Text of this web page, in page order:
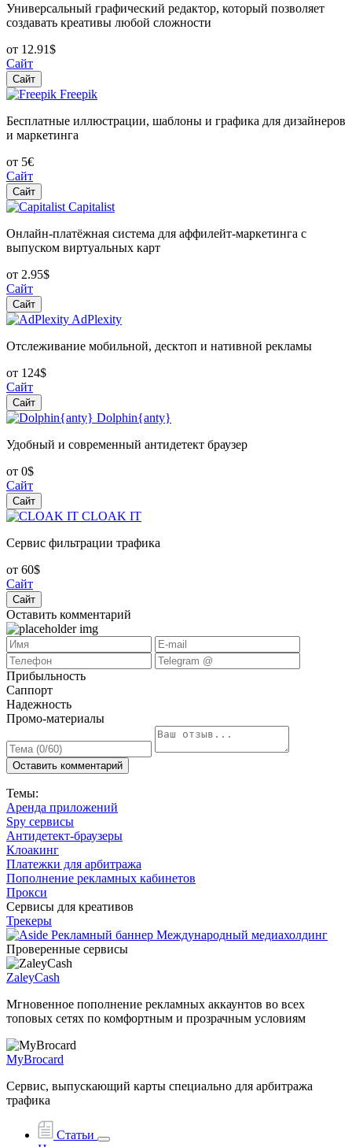
Универсальный графический редактор, который позволяет
создавать креативы любой сложности
от 12.91$
Сайт
Сайт
Freepik
Бесплатные иллюстрации, шаблоны и графика для дизайнеров
и маркетинга
от 5€
Сайт
Сайт
Capitalist
Онлайн-платёжная система для аффилейт-маркетинга с
выпуском виртуальных карт
от 2.95$
Сайт
Сайт
AdPlexity
Отслеживание мобильной, десктоп и нативной рекламы
от 124$
Сайт
Сайт
Dolphin{anty}
Удобный и современный антидетект браузер
от 0$
Сайт
Сайт
CLOAK IT
Сервис фильтрации трафика
от 60$
Сайт
Сайт
Оставить комментарий
Прибыльность
Саппорт
Надежность
Промо-материалы
Оставить комментарий
Темы:
Аренда приложений
Spy сервисы
Антидетект-браузеры
Клоакинг
Платежки для арбитража
Пополнение рекламных кабинетов
Прокси
Сервисы для креативов
Трекеры
Проверенные сервисы
ZaleyCash
Мгновенное пополнение рекламных аккаунтов во всех
топовых сетях по комфортным и прозрачным условиям
MyBrocard
Сервис, выпускающий карты специально для арбитража
трафика
Статьи